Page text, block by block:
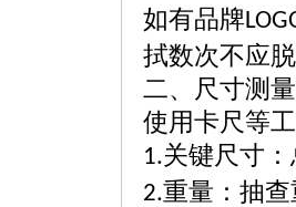
如有品牌
拭数次不应
二、尺寸测量
使用卡尺等
1.关键尺寸
2.重量：抽